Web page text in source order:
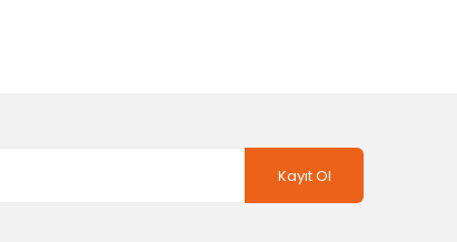
Kayıt Ol